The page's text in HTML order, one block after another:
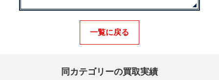
一覧に戻る
同カテゴリーの買取実績